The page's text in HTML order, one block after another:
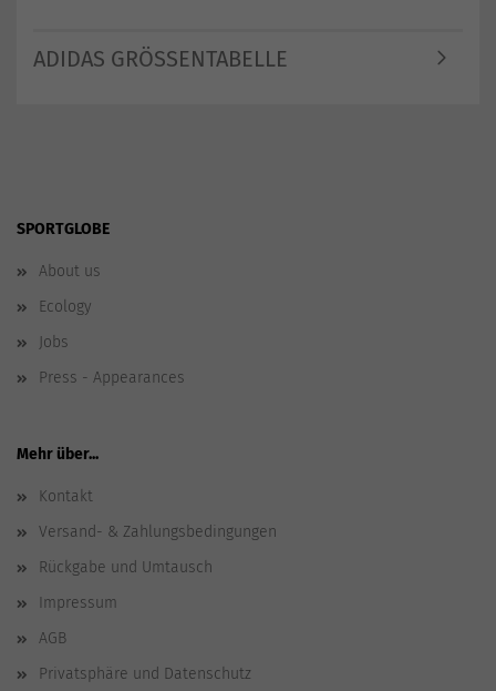
ADIDAS GRÖSSENTABELLE
SPORTGLOBE
About us
Ecology
Jobs
Press - Appearances
Mehr über...
Kontakt
Versand- & Zahlungsbedingungen
Rückgabe und Umtausch
Impressum
AGB
Privatsphäre und Datenschutz